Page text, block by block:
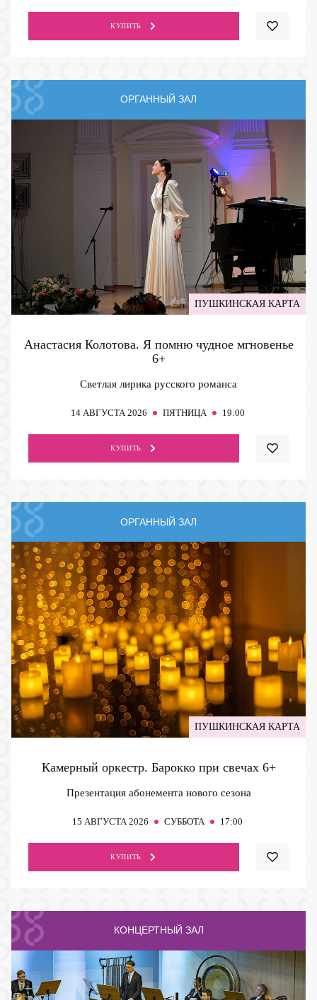
КУПИТЬ
ОРГАННЫЙ ЗАЛ
ПУШКИНСКАЯ КАРТА
Анастасия Колотова. Я помню чудное мгновенье
6+
Светлая лирика русского романса
14 АВГУСТА 2026 ПЯТНИЦА 19:00
КУПИТЬ
ОРГАННЫЙ ЗАЛ
ПУШКИНСКАЯ КАРТА
Камерный оркестр. Барокко при свечах 6+
Презентация абонемента нового сезона
15 АВГУСТА 2026 СУББОТА 17:00
КУПИТЬ
КОНЦЕРТНЫЙ ЗАЛ